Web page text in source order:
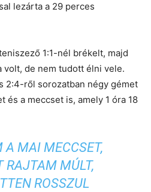
lezárta a 29 perces
1:1-nél brékelt, majd
volt, de nem tudott élni vele.
2:4-ről sorozatban négy gémet
és a meccset is, amely 1 óra 18
A MAI MECCSET,
RAJTAM MÚLT,
ROSSZUL